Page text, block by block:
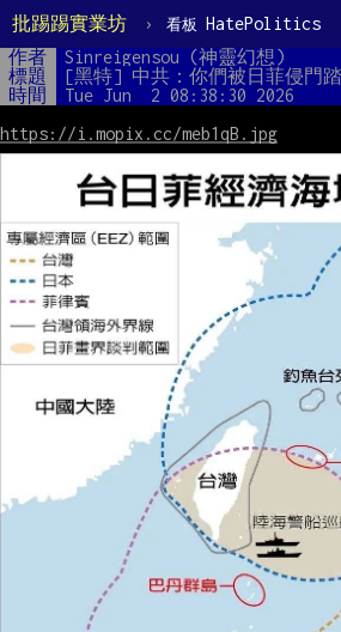
批踢踢實業坊 › 看板 HatePolitics
作者 Sinreigensou (神靈幻想)
標題
[黑特] 中共：你們被日菲侵門
時間
Tue Jun  2 08:38:30 2026
https://i.mopix.cc/meb1qB.jpg